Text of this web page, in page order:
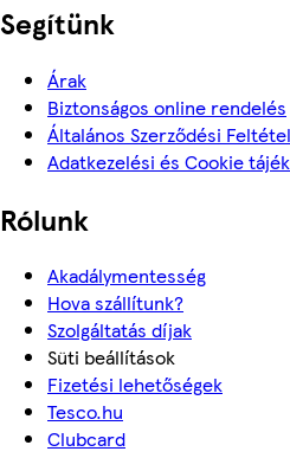
Segítünk
Árak
Biztonságos online rendelés
Általános Szerződési
Adatkezelési és Cookie
Rólunk
Akadálymentesség
Hova szállítunk?
Szolgáltatás díjak
Süti beállítások
Fizetési lehetőségek
Tesco.hu
Clubcard